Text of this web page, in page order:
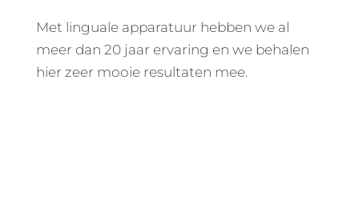
Met linguale apparatuur hebben we al
meer dan 20 jaar ervaring en we behalen
hier zeer mooie resultaten mee.